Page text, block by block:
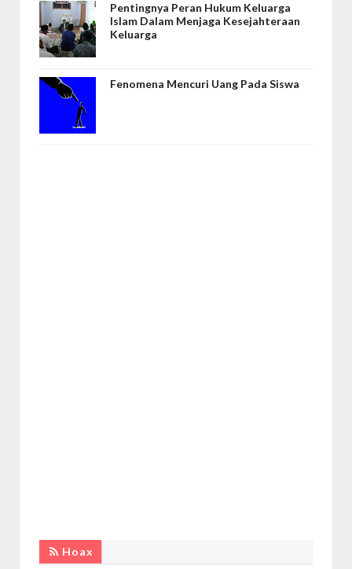
Pentingnya Peran Hukum Keluarga
Islam Dalam Menjaga Kesejahteraan
Keluarga
Fenomena Mencuri Uang Pada Siswa
Hoax